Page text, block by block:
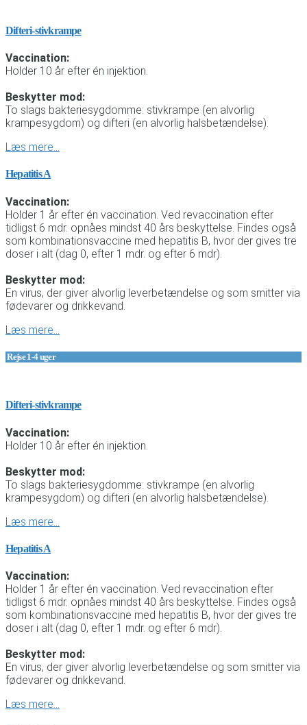
Difteri-stivkrampe
Vaccination:
Holder 10 år efter én injektion.
Beskytter mod:
To slags bakteriesygdomme: stivkrampe (en alvorlig
krampesygdom) og difteri (en alvorlig halsbetændelse).
Læs mere…
Hepatitis A
Vaccination:
Holder 1 år efter én vaccination. Ved revaccination efter
tidligst 6 mdr. opnåes mindst 40 års beskyttelse. Findes også
som kombinationsvaccine med hepatitis B, hvor der gives tre
doser i alt (dag 0, efter 1 mdr. og efter 6 mdr).
Beskytter mod:
En virus, der giver alvorlig leverbetændelse og som smitter via
fødevarer og drikkevand.
Læs mere…
Rejse 1-4 uger
Difteri-stivkrampe
Vaccination:
Holder 10 år efter én injektion.
Beskytter mod:
To slags bakteriesygdomme: stivkrampe (en alvorlig
krampesygdom) og difteri (en alvorlig halsbetændelse).
Læs mere…
Hepatitis A
Vaccination:
Holder 1 år efter én vaccination. Ved revaccination efter
tidligst 6 mdr. opnåes mindst 40 års beskyttelse. Findes også
som kombinationsvaccine med hepatitis B, hvor der gives tre
doser i alt (dag 0, efter 1 mdr. og efter 6 mdr).
Beskytter mod:
En virus, der giver alvorlig leverbetændelse og som smitter via
fødevarer og drikkevand.
Læs mere…